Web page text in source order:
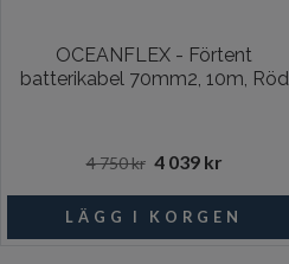
OCEANFLEX - Förtent
batterikabel 70mm2, 10m, Röd
4 750 kr 4 039 kr